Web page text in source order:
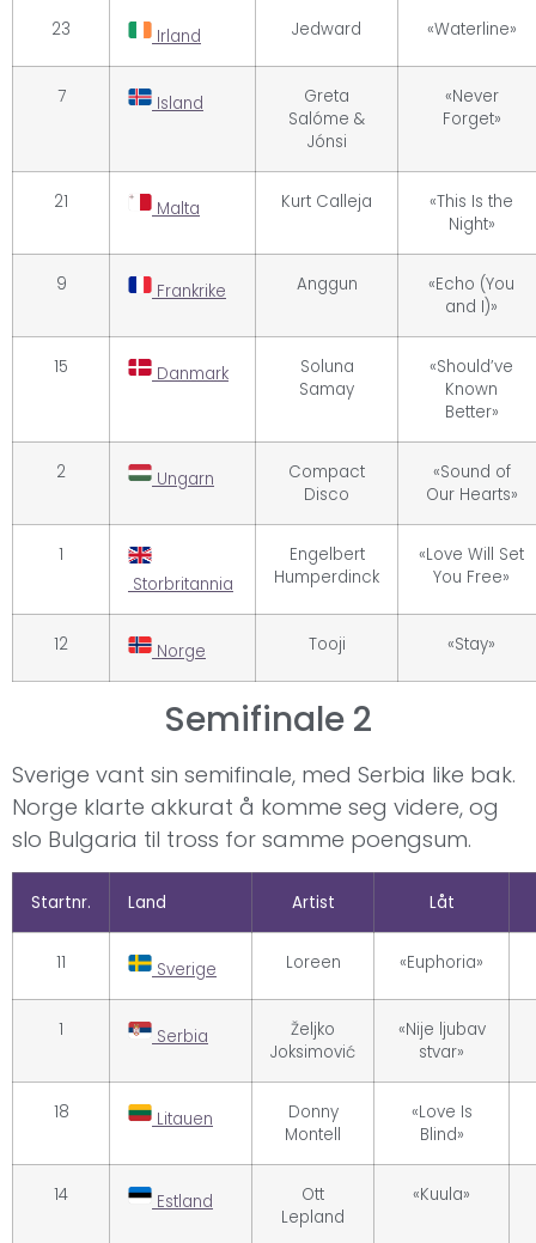
23 Irland Jedward «Waterline»
7 Island
Greta
Salóme &
Jónsi
«Never
Forget»
21 Malta Kurt Calleja
«This Is the
Night»
9 Frankrike Anggun
«Echo (You
and I)»
15 Danmark
Soluna
Samay
«Should’ve
Known
Better»
2 Ungarn
Compact
Disco
«Sound of
Our Hearts»
1
Storbritannia
Engelbert
Humperdinck
«Love Will Set
You Free»
12 Norge Tooji «Stay»
Semifinale 2
Sverige vant sin semifinale, med Serbia like bak.
Norge klarte akkurat å komme seg videre, og
slo Bulgaria til tross for samme poengsum.
Startnr. Land Artist Låt
11 Sverige Loreen «Euphoria»
1 Serbia
Željko
Joksimović
«Nije ljubav
stvar»
18 Litauen
Donny
Montell
«Love Is
Blind»
14 Estland
Ott
Lepland
«Kuula»